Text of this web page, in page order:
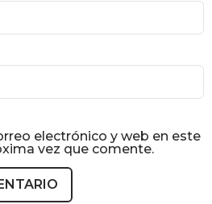
electrónico y web en este
vez que comente.